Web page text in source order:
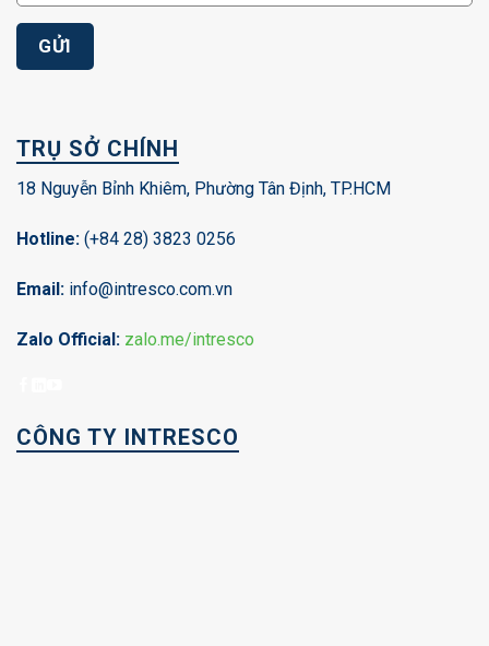
TRỤ SỞ CHÍNH
18 Nguyễn Bỉnh Khiêm, Phường Tân Định, TP.HCM
Hotline: (+84 28) 3823 0256
Email: info@intresco.com.vn
Zalo Official: zalo.me/intresco
CÔNG TY INTRESCO